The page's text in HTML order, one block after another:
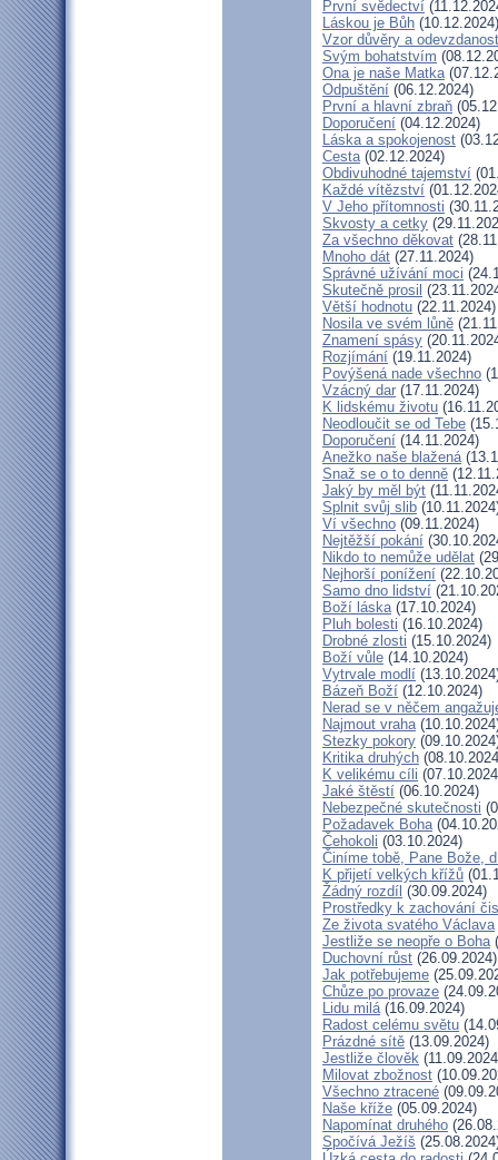
První svědectví
Láskou je Bůh (10.12.2024)
Vzor důvěry a
Svým bohatstvím
Ona je naše Matka
Odpuštění (06.12.2024)
První a hlavní zbraň
Doporučení (04.12.2024)
Láska a spokojenost
Cesta(02.12.2024)
Obdivuhodné tajemství
Každé vítězství
V Jeho přítomnosti
Skvosty a cetky
Za všechno děkovat
Mnoho dát (27.11.2024)
Správné užívání moci
Skutečně prosil
Větší hodnotu (22.11.2024)
Nosila ve svém lůně
Znamení spásy
Rozjímání (19.11.2024)
Povýšená nade všechno
Vzácný dar (17.11.2024)
K lidskému životu
Neodloučit se od Tebe
Doporučení (14.11.2024)
Anežko naše blažená
Snaž se o to denně
Jaký by měl být
Splnit svůj slib
Ví všechno (09.11.2024)
Nejtěžší pokání
Nikdo to nemůže udělat
Nejhorší ponížení
Samo dno lidství
Boží láska(17.10.2024)
Pluh bolesti (16.10.2024)
Drobné zlosti (15.10.2024)
Boží vůle (14.10.2024)
Vytrvale modlí
Bázeň Boží (12.10.2024)
Nerad se v něčem
Najmout vraha
Stezky pokory
Kritika druhých
K velikému cíli
Jaké štěstí (06.10.2024)
Nebezpečné skutečnosti
Požadavek Boha
Čehokoli (03.10.2024)
Činíme tobě, Pane Bože,
K přijetí velkých křížů
Žádný rozdíl (30.09.2024)
Prostředky k zachování
Ze života svatého Václava
Jestliže se neopře o Boha
Duchovní růst (26.09.2024)
Jak potřebujeme
Chůze po provaze
Lidu milá(16.09.2024)
Radost celému světu
Prázdné sítě (13.09.2024)
Jestliže člověk
Milovat zbožnost
Všechno ztracené
Naše kříže (05.09.2024)
Napomínat druhého
Spočívá Ježíš